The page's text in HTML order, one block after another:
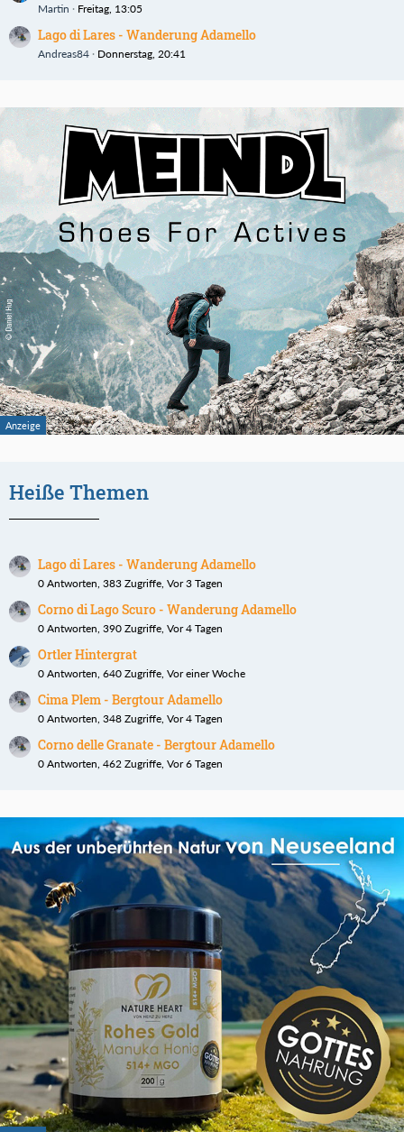
Martin Freitag, 13:05
Lago di Lares - Wanderung Adamello
Andreas84 Donnerstag, 20:41
Heiße Themen
Lago di Lares - Wanderung Adamello
0 Antworten, 383 Zugriffe, Vor 3 Tagen
Corno di Lago Scuro - Wanderung Adamello
0 Antworten, 390 Zugriffe, Vor 4 Tagen
Ortler Hintergrat
0 Antworten, 640 Zugriffe, Vor einer Woche
Cima Plem - Bergtour Adamello
0 Antworten, 348 Zugriffe, Vor 4 Tagen
Corno delle Granate - Bergtour Adamello
0 Antworten, 462 Zugriffe, Vor 6 Tagen